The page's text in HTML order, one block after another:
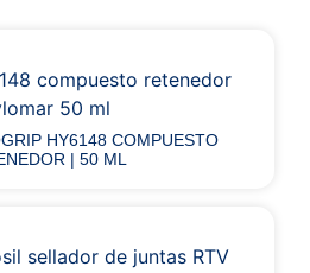
HY6148 COMPUESTO
| 50 ML